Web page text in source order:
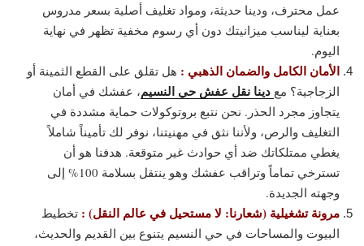
عمل محترف، ودينا حديثة، ومواد تغليف أصلية بسعر مدروس
بعناية ليناسب ميزانيتك دون أي رسوم مخفية تظهر في نهاية
اليوم.
الأمان الكامل والضمان الذهبي : هل تقلق على القطع الثمينة أو
الزجاجية؟ مع دينا نقل عفش حي النسيم، عفشك في أمان
يتجاوز مجرد الحذر. نحن نتبع بروتوكولات حماية مشددة في
التغليف والرص، ولأننا نثق في مهنيتنا، نوفر لك تأميناً شاملاً
يغطي ممتلكاتك ضد أي حوادث غير متوقعة. هدفنا هو أن
تسترخي تماماً وتراقب عفشك وهو ينتقل بسلامة 100% إلى
وجهته الجديدة.
مرونة تشغيلية (شعارنا: لا مستحيل في عالم النقل) : تخطيط
البيوت والمساحات في حي النسيم يتنوع بين القديم والحديث،